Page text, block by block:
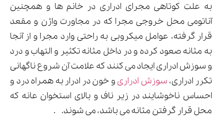
به علت کوتاهی مجرای ادراری در خانم ها و همچنین
آناتومی محل خروجی مجرا که در مجاورت واژن و مقعد
قرار گرفته، عوامل میکروبی به راحتی وارد مجرا و از آنجا
به مثانه صعود کرده و در داخل مثانه تکثیر و التهاب و درد
و سوزش ادراری ایجاد می کنند که علامت آن شروع ناگهانی
تکرر ادراری، سوزش ادراری و خون در ادرار به همراه درد و
احساس ناخوشایند در زیر ناف و بالای استخوان عانه که
محل قرار گرفتن مثانه می باشد، می شوند. .